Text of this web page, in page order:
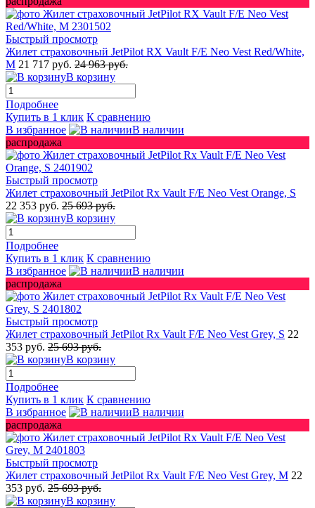
Быстрый просмотр
Жилет страховочный JetPilot RX Vault F/E Neo Vest Red/White,
M 21 717 руб. 24 963 руб.
В корзину
Подробнее
Купить в 1 клик К сравнению
В избранное
В наличии
распродажа
Быстрый просмотр
Жилет страховочный JetPilot Rx Vault F/E Neo Vest Orange, S
22 353 руб. 25 693 руб.
В корзину
Подробнее
Купить в 1 клик К сравнению
В избранное
В наличии
распродажа
Быстрый просмотр
Жилет страховочный JetPilot Rx Vault F/E Neo Vest Grey, S 22
353 руб. 25 693 руб.
В корзину
Подробнее
Купить в 1 клик К сравнению
В избранное
В наличии
распродажа
Быстрый просмотр
Жилет страховочный JetPilot Rx Vault F/E Neo Vest Grey, M 22
353 руб. 25 693 руб.
В корзину